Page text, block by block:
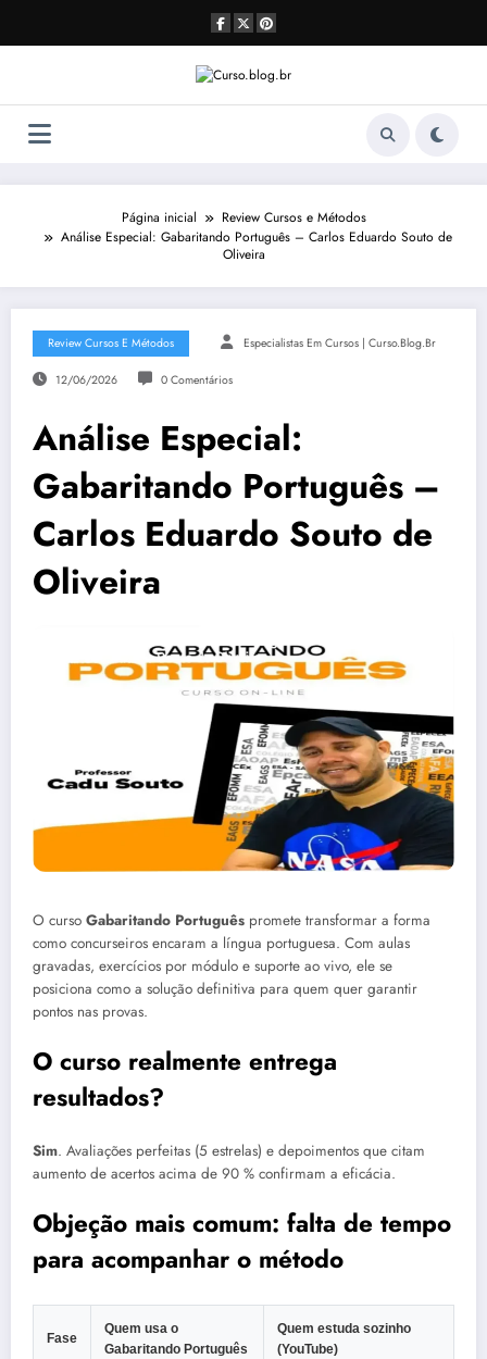
o
Página inicial
Review Cursos e Métodos
Análise Especial: Gabaritando Português – Carlos Eduardo Souto de
Oliveira
Review Cursos E Métodos Especialistas Em Cursos | Curso.blog.br
12/06/2026 0 Comentários
Análise Especial:
Gabaritando Português –
Carlos Eduardo Souto de
Oliveira
O curso Gabaritando Português promete transformar a forma
como concurseiros encaram a língua portuguesa. Com aulas
gravadas, exercícios por módulo e suporte ao vivo, ele se
posiciona como a solução definitiva para quem quer garantir
pontos nas provas.
O curso realmente entrega
resultados?
Sim. Avaliações perfeitas (5 estrelas) e depoimentos que citam
aumento de acertos acima de 90 % confirmam a eficácia.
Objeção mais comum: falta de tempo
para acompanhar o método
Fase
Quem usa o
Gabaritando Português
Quem estuda sozinho
(YouTube)